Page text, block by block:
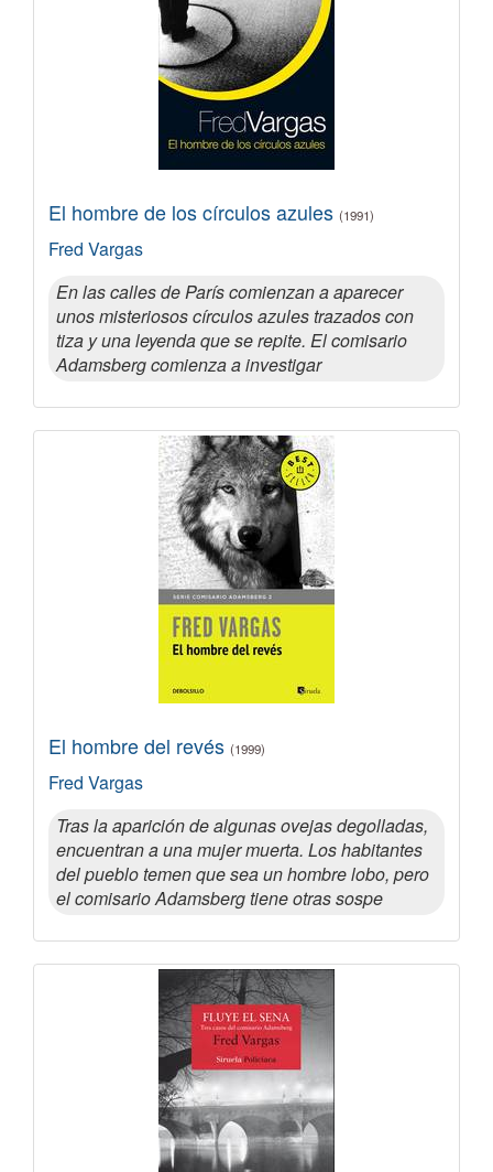
El hombre de los círculos azules (1991)
Fred Vargas
En las calles de París comienzan a aparecer
unos misteriosos círculos azules trazados con
tiza y una leyenda que se repite. El comisario
Adamsberg comienza a investigar
El hombre del revés (1999)
Fred Vargas
Tras la aparición de algunas ovejas degolladas,
encuentran a una mujer muerta. Los habitantes
del pueblo temen que sea un hombre lobo, pero
el comisario Adamsberg tiene otras sospe